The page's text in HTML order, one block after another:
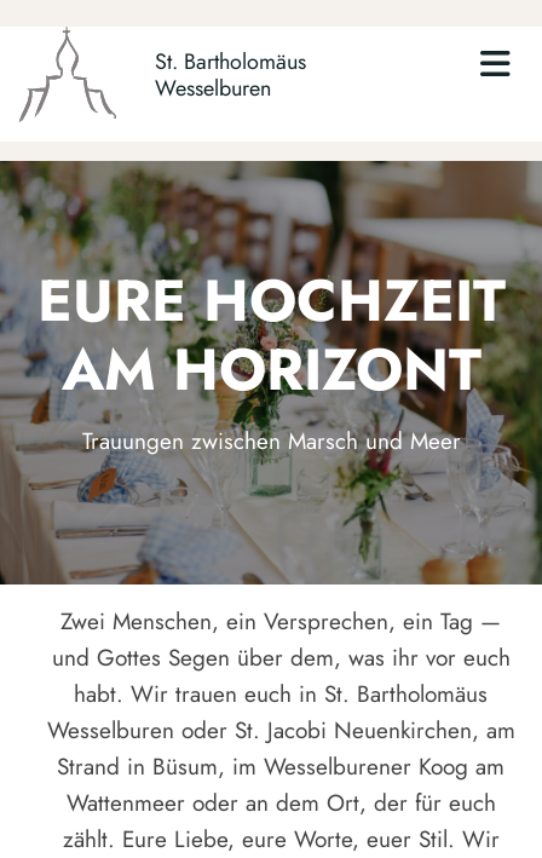
St. Bartholomäus
Wesselburen
EURE HOCHZEIT
AM HORIZONT
Trauungen zwischen Marsch und Meer
Zwei Menschen, ein Versprechen, ein Tag —
und Gottes Segen über dem, was ihr vor euch
habt. Wir trauen euch in St. Bartholomäus
Wesselburen oder St. Jacobi Neuenkirchen, am
Strand in Büsum, im Wesselburener Koog am
Wattenmeer oder an dem Ort, der für euch
zählt. Eure Liebe, eure Worte, euer Stil. Wir